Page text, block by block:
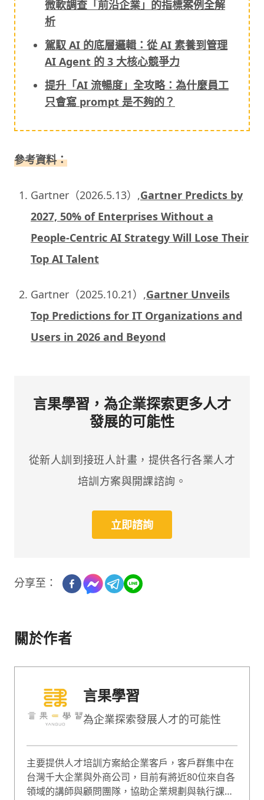
微軟調查「前沿企業」的指標案例全解
析
駕馭 AI 的底層邏輯：從 AI 素養到管理
AI Agent 的 3 大核心競爭力
提升「AI 流暢度」全攻略：為什麼員工
只會寫 prompt 是不夠的？
參考資料：
Gartner（2026.5.13）,Gartner Predicts by
2027, 50% of Enterprises Without a
People‑Centric AI Strategy Will Lose Their
Top AI Talent
Gartner（2025.10.21）,Gartner Unveils
Top Predictions for IT Organizations and
Users in 2026 and Beyond
言果學習，為企業探索更多人才
發展的可能性
從新人訓到接班人計畫，提供各行各業人才
培訓方案與開課諮詢。
立即諮詢
分享至：
關於作者
言果學習
為企業探索發展人才的可能性
主要提供人才培訓方案給企業客戶，客戶群集中在
台灣千大企業與外商公司，目前有將近80位來自各
領域的講師與顧問團隊，協助企業規劃與執行課